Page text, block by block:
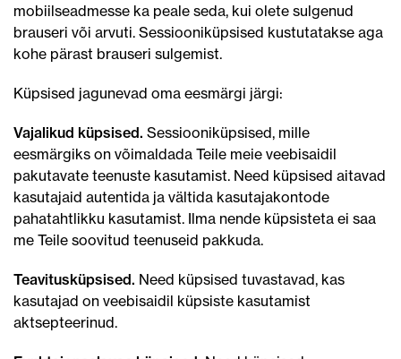
mobiilseadmesse ka peale seda, kui olete sulgenud
brauseri või arvuti. Sessiooniküpsised kustutatakse aga
kohe pärast brauseri sulgemist.
Küpsised jagunevad oma eesmärgi järgi:
Vajalikud küpsised. Sessiooniküpsised, mille
eesmärgiks on võimaldada Teile meie veebisaidil
pakutavate teenuste kasutamist. Need küpsised aitavad
kasutajaid autentida ja vältida kasutajakontode
pahatahtlikku kasutamist. Ilma nende küpsisteta ei saa
me Teile soovitud teenuseid pakkuda.
Teavitusküpsised. Need küpsised tuvastavad, kas
kasutajad on veebisaidil küpsiste kasutamist
aktsepteerinud.